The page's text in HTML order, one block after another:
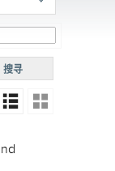
搜寻